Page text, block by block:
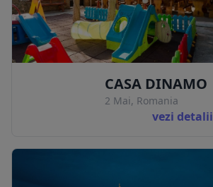
CASA DINAMO
2 Mai, Romania
vezi detalii